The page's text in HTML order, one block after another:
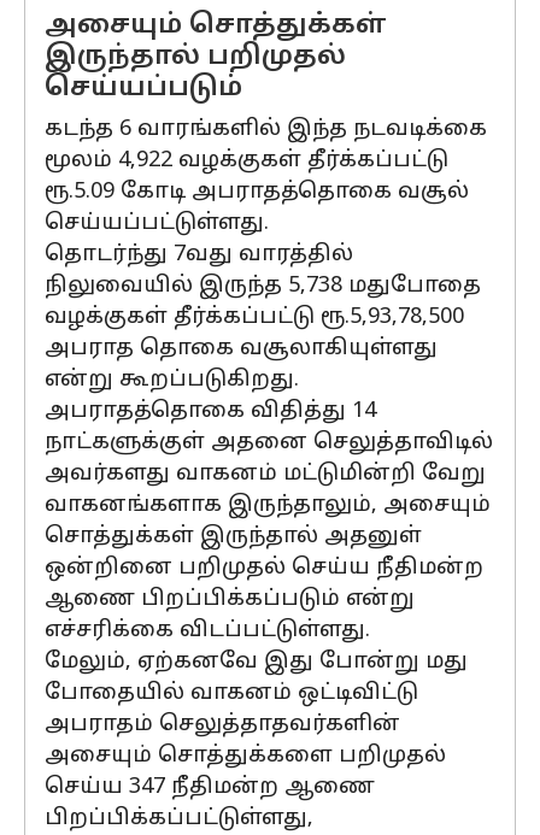
அசையும் சொத்துக்கள்
இருந்தால் பறிமுதல்
செய்யப்படும்
கடந்த 6 வாரங்களில் இந்த நடவடிக்கை
மூலம் 4,922 வழக்குகள் தீர்க்கப்பட்டு
ரூ.5.09 கோடி அபராதத்தொகை வசூல்
செய்யப்பட்டுள்ளது.
தொடர்ந்து 7வது வாரத்தில்
நிலுவையில் இருந்த 5,738 மதுபோதை
வழக்குகள் தீர்க்கப்பட்டு ரூ.5,93,78,500
அபராத தொகை வசூலாகியுள்ளது
என்று கூறப்படுகிறது.
அபராதத்தொகை விதித்து 14
நாட்களுக்குள் அதனை செலுத்தாவிடில்
அவர்களது வாகனம் மட்டுமின்றி வேறு
வாகனங்களாக இருந்தாலும், அசையும்
சொத்துக்கள் இருந்தால் அதனுள்
ஒன்றினை பறிமுதல் செய்ய நீதிமன்ற
ஆணை பிறப்பிக்கப்படும் என்று
எச்சரிக்கை விடப்பட்டுள்ளது.
மேலும், ஏற்கனவே இது போன்று மது
போதையில் வாகனம் ஒட்டிவிட்டு
அபராதம் செலுத்தாதவர்களின்
அசையும் சொத்துக்களை பறிமுதல்
செய்ய 347 நீதிமன்ற ஆணை
பிறப்பிக்கப்பட்டுள்ளது,